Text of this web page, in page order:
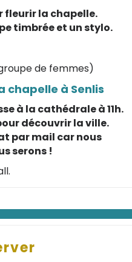
fleurir la chapelle.
timbrée et un stylo.
de femmes)
chapelle à Senlis
à la cathédrale à 11h.
découvrir la ville.
par mail car nous
serons !